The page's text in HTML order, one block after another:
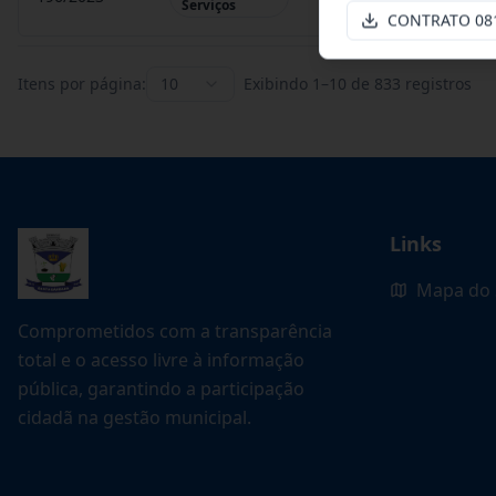
Serviços
Itens por página: 10 Exibindo 1 –10 de 833 registros
Comprometidos com a transparência
total e o acesso livre à informação
pública, garantindo a participação
cidadã na gestão municipal.
Links
Mapa do
CONTRATO